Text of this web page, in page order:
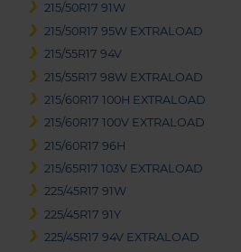
215/50R17 91W
215/50R17 95W EXTRALOAD
215/55R17 94V
215/55R17 98W EXTRALOAD
215/60R17 100H EXTRALOAD
215/60R17 100V EXTRALOAD
215/60R17 96H
215/65R17 103V EXTRALOAD
225/45R17 91W
225/45R17 91Y
225/45R17 94V EXTRALOAD